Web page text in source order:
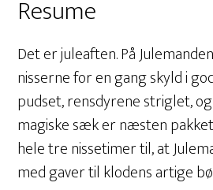
Resume
Det er juleaften. På
nisserne for en gang skyld i
pudset, rensdyrene striglet,
magiske sæk er næsten
hele tre nissetimer til, at
med gaver til klodens artige